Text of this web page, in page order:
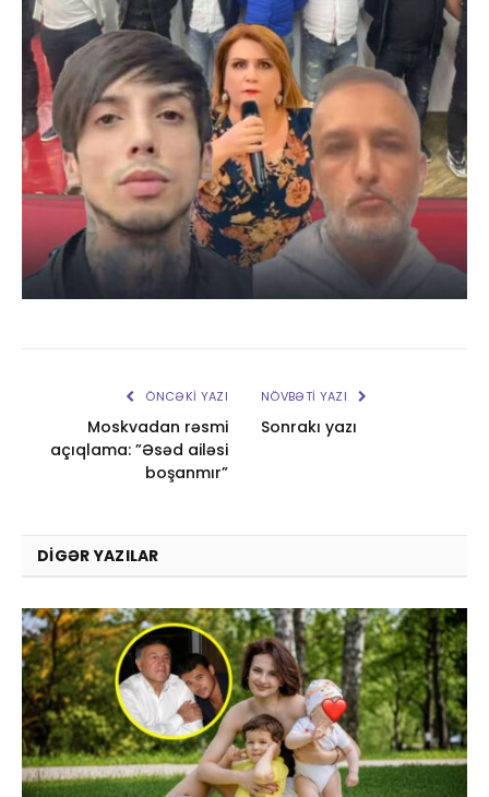
ÖNCƏKI YAZI
Moskvadan rəsmi
açıqlama: ”Əsəd ailəsi
boşanmır”
NÖVBƏTI YAZI
Sonrakı yazı
DIGƏR YAZILAR